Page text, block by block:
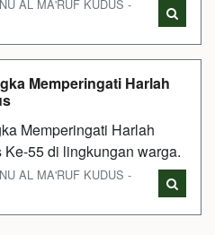
AL MA'RUF KUDUS -
Memperingati Harlah
Memperingati Harlah
55 di lingkungan warga.
AL MA'RUF KUDUS -